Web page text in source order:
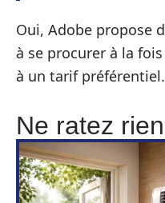
Oui, Adobe propose
à se procurer à la
à un tarif préférentiel.
Ne ratez